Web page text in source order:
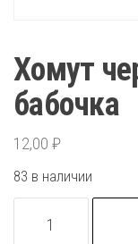
Хомут
бабочка
12,00 ₽
83 в наличии
товара